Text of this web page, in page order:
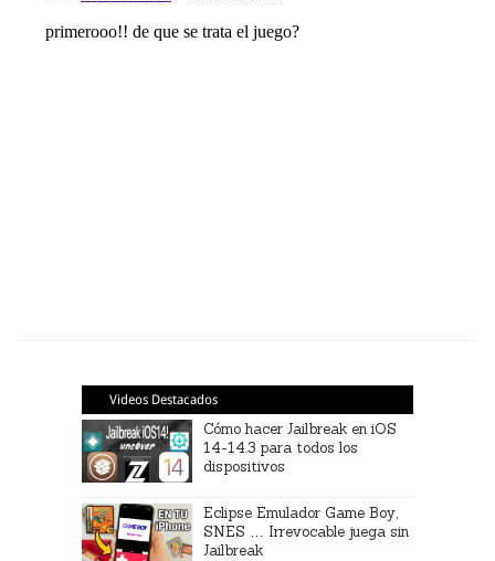
Videos Destacados
Cómo hacer Jailbreak en iOS
14-14.3 para todos los
dispositivos
Eclipse Emulador Game Boy,
SNES … Irrevocable juega sin
Jailbreak